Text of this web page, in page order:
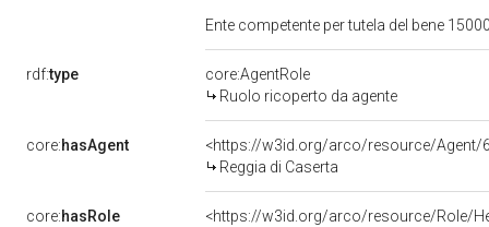
Ente competente per tutela del bene
rdf:type
core:AgentRole
Ruolo ricoperto da agente
core:hasAgent
<https://w3id.org/arco/resource/Agent/
Reggia di Caserta
core:hasRole
<https://w3id.org/arco/resource/Role/